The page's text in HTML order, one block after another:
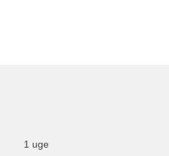
1 uge